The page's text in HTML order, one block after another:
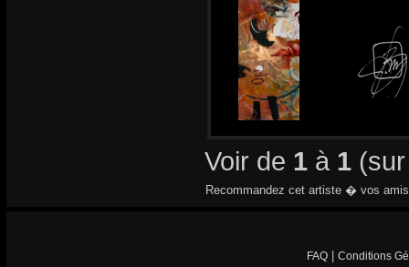
Voir de 1 à 1
Recommandez cet artiste � vos
FAQ Conditions